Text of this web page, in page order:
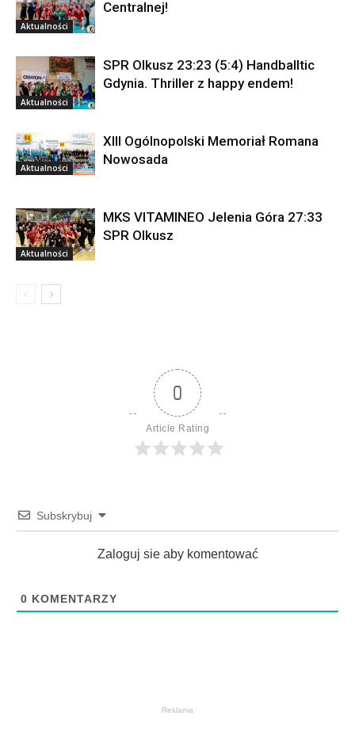
Aktualności
Centralnej!
Aktualności
SPR Olkusz 23:23 (5:4) Handballtic
Gdynia. Thriller z happy endem!
Aktualności
XIII Ogólnopolski Memoriał Romana
Nowosada
Aktualności
MKS VITAMINEO Jelenia Góra 27:33
SPR Olkusz
0
Article Rating
Subskrybuj
Zaloguj sie aby komentować
0 KOMENTARZY
Reklama